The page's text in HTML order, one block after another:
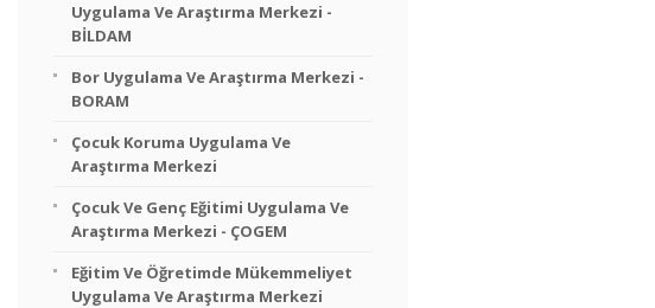
Uygulama Ve Araştırma Merkezi -
BİLDAM
Bor Uygulama Ve Araştırma Merkezi -
BORAM
Çocuk Koruma Uygulama Ve
Araştırma Merkezi
Çocuk Ve Genç Eğitimi Uygulama Ve
Araştırma Merkezi - ÇOGEM
Eğitim Ve Öğretimde Mükemmeliyet
Uygulama Ve Araştırma Merkezi